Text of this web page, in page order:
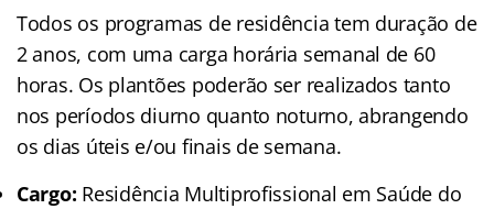
Todos os programas de residência tem duração de
2 anos, com uma carga horária semanal de 60
horas. Os plantões poderão ser realizados tanto
nos períodos diurno quanto noturno, abrangendo
os dias úteis e/ou finais de semana.
Cargo: Residência Multiprofissional em Saúde do